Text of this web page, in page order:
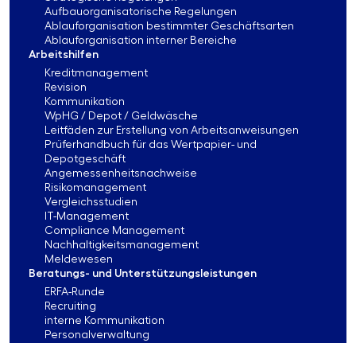
Aufbauorganisatorische Regelungen
Ablauforganisation bestimmter Geschäftsarten
Ablauforganisation interner Bereiche
Arbeitshilfen
Kreditmanagement
Revision
Kommunikation
WpHG / Depot / Geldwäsche
Leitfäden zur Erstellung von Arbeitsanweisungen
Prüferhandbuch für das Wertpapier- und
Depotgeschäft
Angemessenheitsnachweise
Risikomanagement
Vergleichsstudien
IT-Management
Compliance Management
Nachhaltigkeitsmanagement
Meldewesen
Beratungs- und Unterstützungsleistungen
ERFA-Runde
Recruiting
interne Kommunikation
Personalverwaltung